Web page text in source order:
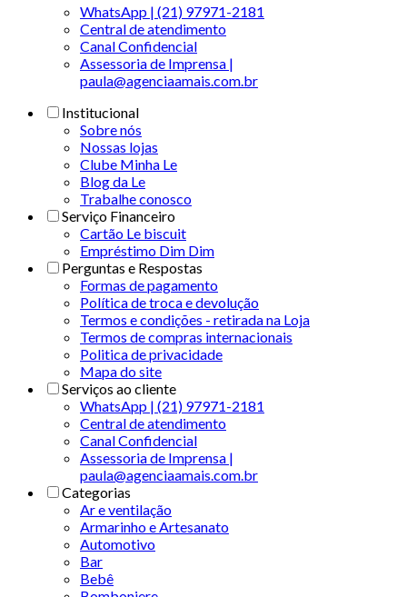
WhatsApp | (21) 97971-2181
Central de atendimento
Canal Confidencial
Assessoria de Imprensa |
paula@agenciaamais.com.br
Institucional
Sobre nós
Nossas lojas
Clube Minha Le
Blog da Le
Trabalhe conosco
Serviço Financeiro
Cartão Le biscuit
Empréstimo Dim Dim
Perguntas e Respostas
Formas de pagamento
Política de troca e devolução
Termos e condições - retirada na Loja
Termos de compras internacionais
Politica de privacidade
Mapa do site
Serviços ao cliente
WhatsApp | (21) 97971-2181
Central de atendimento
Canal Confidencial
Assessoria de Imprensa |
paula@agenciaamais.com.br
Categorias
Ar e ventilação
Armarinho e Artesanato
Automotivo
Bar
Bebê